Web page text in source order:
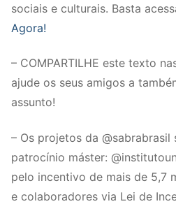
sociais e culturais. Basta
Agora!
– COMPARTILHE este texto
ajude os seus amigos a
assunto!
– Os projetos da
patrocínio máster:
pelo incentivo de mais de 5,7
e colaboradores via Lei de